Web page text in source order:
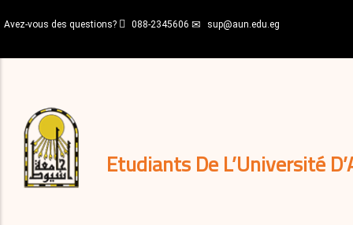
au
principal
Avez-vous des questions? 088-2345606 sup@aun.edu.eg
Etudiants De L’Université
décisions
Expatriés
Journal